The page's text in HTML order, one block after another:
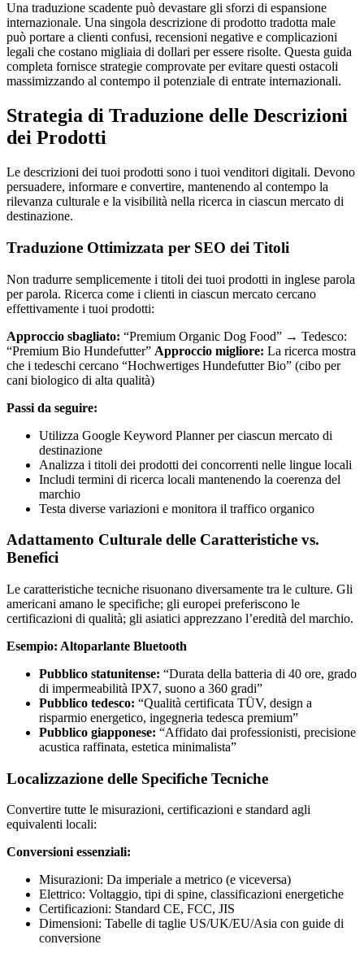
Una traduzione scadente può devastare gli sforzi di espansione
internazionale. Una singola descrizione di prodotto tradotta male
può portare a clienti confusi, recensioni negative e complicazioni
legali che costano migliaia di dollari per essere risolte. Questa guida
completa fornisce strategie comprovate per evitare questi ostacoli
massimizzando al contempo il potenziale di entrate internazionali.
Strategia di Traduzione delle Descrizioni
dei Prodotti
Le descrizioni dei tuoi prodotti sono i tuoi venditori digitali. Devono
persuadere, informare e convertire, mantenendo al contempo la
rilevanza culturale e la visibilità nella ricerca in ciascun mercato di
destinazione.
Traduzione Ottimizzata per SEO dei Titoli
Non tradurre semplicemente i titoli dei tuoi prodotti in inglese parola
per parola. Ricerca come i clienti in ciascun mercato cercano
effettivamente i tuoi prodotti:
Approccio sbagliato: “Premium Organic Dog Food” → Tedesco:
“Premium Bio Hundefutter” Approccio migliore: La ricerca mostra
che i tedeschi cercano “Hochwertiges Hundefutter Bio” (cibo per
cani biologico di alta qualità)
Passi da seguire:
Utilizza Google Keyword Planner per ciascun mercato di
destinazione
Analizza i titoli dei prodotti dei concorrenti nelle lingue locali
Includi termini di ricerca locali mantenendo la coerenza del
marchio
Testa diverse variazioni e monitora il traffico organico
Adattamento Culturale delle Caratteristiche vs.
Benefici
Le caratteristiche tecniche risuonano diversamente tra le culture. Gli
americani amano le specifiche; gli europei preferiscono le
certificazioni di qualità; gli asiatici apprezzano l’eredità del marchio.
Esempio: Altoparlante Bluetooth
Pubblico statunitense: “Durata della batteria di 40 ore, grado
di impermeabilità IPX7, suono a 360 gradi”
Pubblico tedesco: “Qualità certificata TÜV, design a
risparmio energetico, ingegneria tedesca premium”
Pubblico giapponese: “Affidato dai professionisti, precisione
acustica raffinata, estetica minimalista”
Localizzazione delle Specifiche Tecniche
Convertire tutte le misurazioni, certificazioni e standard agli
equivalenti locali:
Conversioni essenziali:
Misurazioni: Da imperiale a metrico (e viceversa)
Elettrico: Voltaggio, tipi di spine, classificazioni energetiche
Certificazioni: Standard CE, FCC, JIS
Dimensioni: Tabelle di taglie US/UK/EU/Asia con guide di
conversione